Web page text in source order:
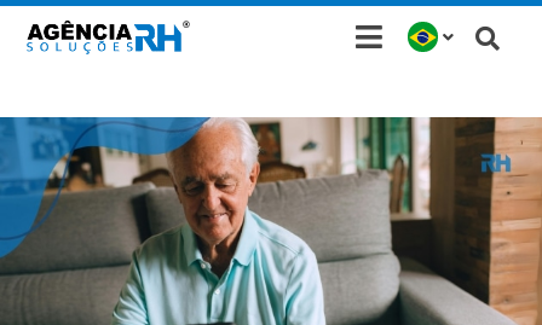
para
conteúdo